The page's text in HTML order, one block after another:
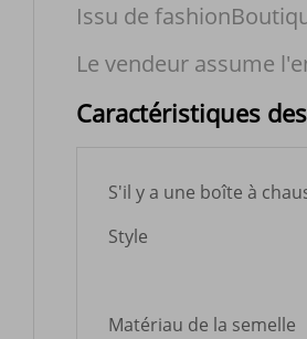
Issu de
Le vendeur assume
Caractéristiques
S'il y a une boîte à
Style
Matériau de la semelle